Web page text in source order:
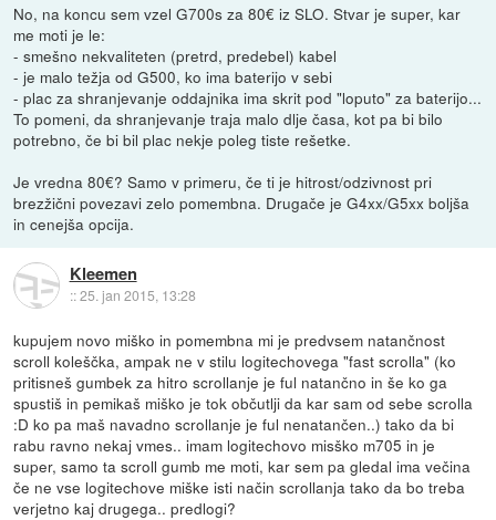
No, na koncu sem vzel G700s za 80€ iz SLO. Stvar je super, kar
me moti je le:
- smešno nekvaliteten (pretrd, predebel) kabel
- je malo težja od G500, ko ima baterijo v sebi
- plac za shranjevanje oddajnika ima skrit pod "loputo" za baterijo...
To pomeni, da shranjevanje traja malo dlje časa, kot pa bi bilo
potrebno, če bi bil plac nekje poleg tiste rešetke.
Je vredna 80€? Samo v primeru, če ti je hitrost/odzivnost pri
brezžični povezavi zelo pomembna. Drugače je G4xx/G5xx boljša
in cenejša opcija.
Kleemen
::25. jan 2015, 13:28
kupujem novo miško in pomembna mi je predvsem natančnost
scroll koleščka, ampak ne v stilu logitechovega "fast scrolla" (ko
pritisneš gumbek za hitro scrollanje je ful natančno in še ko ga
spustiš in pemikaš miško je tok občutlji da kar sam od sebe scrolla
:D ko pa maš navadno scrollanje je ful nenatančen..) tako da bi
rabu ravno nekaj vmes.. imam logitechovo misško m705 in je
super, samo ta scroll gumb me moti, kar sem pa gledal ima večina
če ne vse logitechove miške isti način scrollanja tako da bo treba
verjetno kaj drugega.. predlogi?